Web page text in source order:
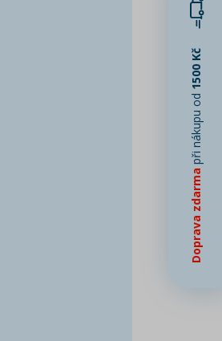
Doprava zdarma
při nákupu od
1500 Kč